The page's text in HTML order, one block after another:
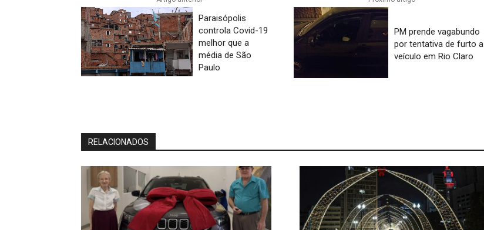
Paraisópolis
controla Covid-19
melhor que a
média de São
Paulo
PM prende vagabundo
por tentativa de furto a
veículo em Rio Claro
RELACIONADOS